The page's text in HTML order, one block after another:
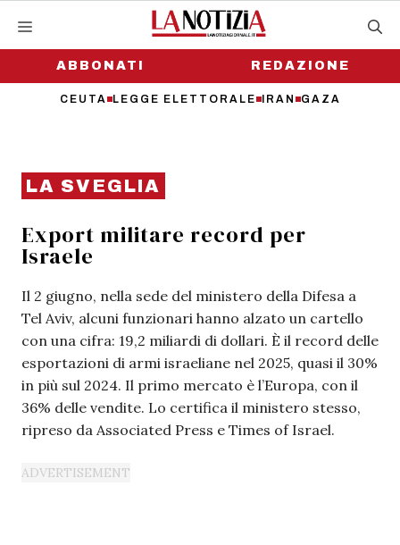
contenutoABBONATI
CEUTA LEGGE ELETTORALE IRAN GAZA
REDAZIONE
LA SVEGLIA
Export militare record per
Israele
Il 2 giugno, nella sede del ministero della Difesa a
Tel Aviv, alcuni funzionari hanno alzato un cartello
con una cifra: 19,2 miliardi di dollari. È il record delle
esportazioni di armi israeliane nel 2025, quasi il 30%
in più sul 2024. Il primo mercato è l’Europa, con il
36% delle vendite. Lo certifica il ministero stesso,
ripreso da Associated Press e Times of Israel.